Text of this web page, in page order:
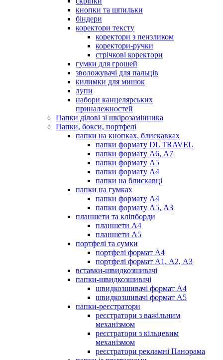
кнопки та шпильки
біндери
коректори тексту
коректори з пензликом
коректори-ручки
стрічкові коректори
гумки для грошей
зволожувачі для пальців
килимки для мишок
лупи
набори канцелярських
приналежностей
Папки ділові зі шкірозамінника
Папки, бокси, портфелі
папки на кнопках, блискавках
папки формату DL TRAVEL
папки формату А6, А7
папки формату А5
папки формату А4
папки на блискавці
папки на гумках
папки формату А4
папки формату А5, А3
планшети та кліпборди
планшети А4
планшети А5
портфелі та сумки
портфелі формат А4
портфелі формат А1, А2, А3
вставки-швидкозшивачі
папки-швидкозшивачі
швидкозшивачі формат А4
швидкозшивачі формат А5
папки-реєстратори
реєстратори з важільним
механізмом
реєстратори з кільцевим
механізмом
реєстратори рекламні Панорама